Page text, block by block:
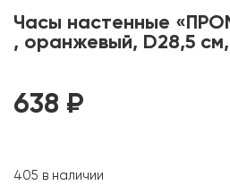
Часы настенные
, оранжевый, D28,5
638 ₽
405 в наличии